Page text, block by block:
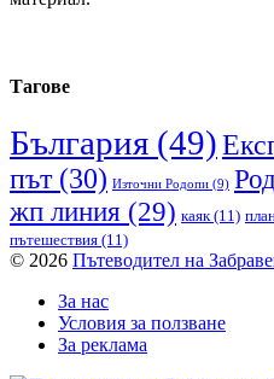
Тагове
България (49)
път(30) Източни Родопи (9)
жп линия (29) каяк(11)
пътешествия (11)
© 2026 Пътеводител на
За нас
Условия за ползване
За реклама